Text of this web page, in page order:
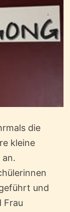
die
kleine
an.
und
Frau